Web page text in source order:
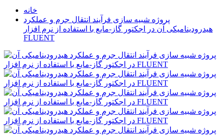
خانه
پروژه شبیه سازی فرآیند انتقال جرم و عملکرد
هیدرودینامیکی آن در اجکتور گاز-مایع با استفاده از نرم افزار
FLUENT